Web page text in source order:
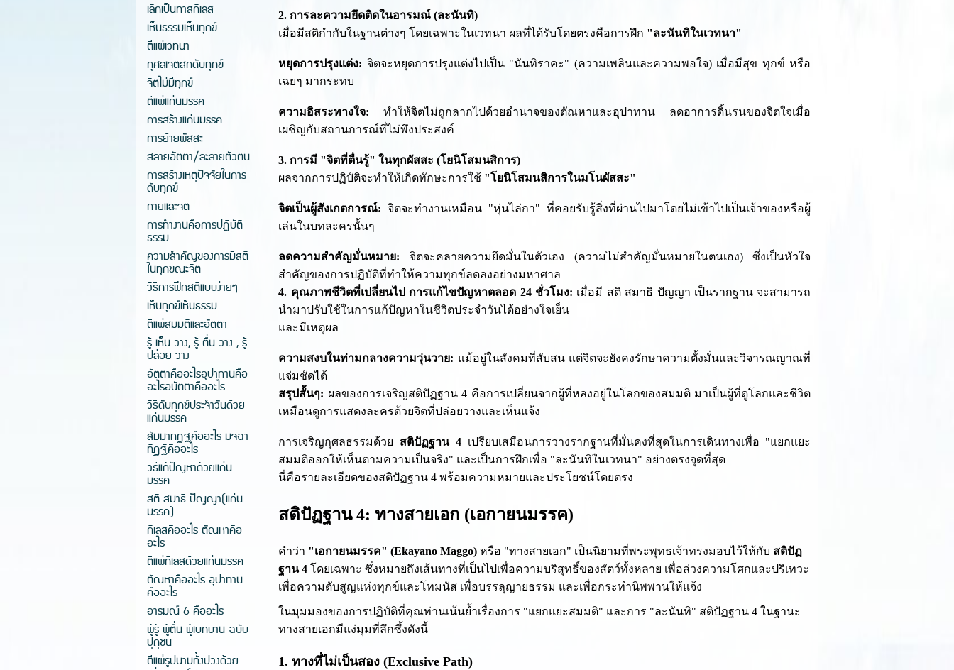
เลิกเป็นทาสกิเลส
เห็นธรรมเห็นทุกข์
ตีแผ่เวทนา
กุศลเจตสิกดับทุกข์
จิตไม่มีทุกข์
ตีแผ่แก่นมรรค
การสร้างแก่นมรรค
การย้ายผัสสะ
สลายอัตตา/ละลายตัวตน
การสร้างเหตุปัจจัยในการ
ดับทุกข์
กายและจิต
การทำงานคือการปฏิบัติ
ธรรม
ความสำคัญของการมีสติ
ในทุกขณะจิต
วิธีการฝึกสติแบบง่ายๆ
เห็นทุกข์เห็นธรรม
ตีแผ่สมมติและอัตตา
รู้ เห็น วาง, รู้ ตื่น วาง , รู้
ปล่อย วาง
อัตตาคืออะไรอุปาทานคือ
อะไรอนัตตาคืออะไร
วิธีดับทุกข์ประจำวันด้วย
แก่นมรรค
สัมมาทิฏฐิคืออะไร มิจฉา
ทิฏฐิคืออะไร
วิธีแก้ปัญหาด้วยแก่น
มรรค
สติ สมาธิ ปัญญา(แก่น
มรรค)
กิเลสคืออะไร ตัณหาคือ
อะไร
ตีแผ่กิเลสด้วยแก่นมรรค
ตัณหาคืออะไร อุปาทาน
คืออะไร
อารมณ์ 6 คืออะไร
ผู้รู้ ผู้ตื่น ผู้เบิกบาน ฉบับ
ปุถุชน
ตีแผ่รูปนามทั้งปวงด้วย
2. การละความยึดติดในอารมณ์ (ละนันทิ)
เมื่อมีสติกำกับในฐานต่างๆ โดยเฉพาะในเวทนา ผลที่ได้รับโดยตรงคือการฝึก "ละนันทิในเวทนา"
หยุดการปรุงแต่ง: จิตจะหยุดการปรุงแต่งไปเป็น "นันทิราคะ" (ความเพลินและความพอใจ) เมื่อมีสุข ทุกข์ หรือ
เฉยๆ มากระทบ
ความอิสระทางใจ: ทำให้จิตไม่ถูกลากไปด้วยอำนาจของตัณหาและอุปาทาน ลดอาการดิ้นรนของจิตใจเมื่อ
เผชิญกับสถานการณ์ที่ไม่พึงประสงค์
3. การมี "จิตที่ตื่นรู้" ในทุกผัสสะ (โยนิโสมนสิการ)
ผลจากการปฏิบัติจะทำให้เกิดทักษะการใช้ "โยนิโสมนสิการในมโนผัสสะ"
จิตเป็นผู้สังเกตการณ์: จิตจะทำงานเหมือน "หุ่นไล่กา" ที่คอยรับรู้สิ่งที่ผ่านไปมาโดยไม่เข้าไปเป็นเจ้าของหรือผู้
เล่นในบทละครนั้นๆ
ลดความสำคัญมั่นหมาย: จิตจะคลายความยึดมั่นในตัวเอง (ความไม่สำคัญมั่นหมายในตนเอง) ซึ่งเป็นหัวใจ
สำคัญของการปฏิบัติที่ทำให้ความทุกข์ลดลงอย่างมหาศาล
4. คุณภาพชีวิตที่เปลี่ยนไป การแก้ไขปัญหาตลอด 24 ชั่วโมง: เมื่อมี สติ สมาธิ ปัญญา เป็นรากฐาน จะสามารถ
นำมาปรับใช้ในการแก้ปัญหาในชีวิตประจำวันได้อย่างใจเย็น
และมีเหตุผล
ความสงบในท่ามกลางความวุ่นวาย: แม้อยู่ในสังคมที่สับสน แต่จิตจะยังคงรักษาความตั้งมั่นและวิจารณญาณที่
แจ่มชัดได้
สรุปสั้นๆ: ผลของการเจริญสติปัฏฐาน 4 คือการเปลี่ยนจากผู้ที่หลงอยู่ในโลกของสมมติ มาเป็นผู้ที่ดูโลกและชีวิต
เหมือนดูการแสดงละครด้วยจิตที่ปล่อยวางและเห็นแจ้ง
การเจริญกุศลธรรมด้วย สติปัฏฐาน 4เปรียบเสมือนการวางรากฐานที่มั่นคงที่สุดในการเดินทางเพื่อ "แยกแยะ
สมมติออกให้เห็นตามความเป็นจริง" และเป็นการฝึกเพื่อ "ละนันทิในเวทนา" อย่างตรงจุดที่สุด
นี่คือรายละเอียดของสติปัฏฐาน 4 พร้อมความหมายและประโยชน์โดยตรง
สติปัฏฐาน 4: ทางสายเอก (เอกายนมรรค)
คำว่า "เอกายนมรรค" (Ekayano Maggo) หรือ "ทางสายเอก" เป็นนิยามที่พระพุทธเจ้าทรงมอบไว้ให้กับ สติปัฏ
ฐาน 4 โดยเฉพาะ ซึ่งหมายถึงเส้นทางที่เป็นไปเพื่อความบริสุทธิ์ของสัตว์ทั้งหลาย เพื่อล่วงความโศกและปริเทวะ
เพื่อความดับสูญแห่งทุกข์และโทมนัส เพื่อบรรลุญายธรรม และเพื่อกระทำนิพพานให้แจ้ง
ในมุมมองของการปฏิบัติที่คุณท่านเน้นย้ำเรื่องการ "แยกแยะสมมติ" และการ "ละนันทิ" สติปัฏฐาน 4 ในฐานะ
ทางสายเอกมีแง่มุมที่ลึกซึ้งดังนี้
1. ทางที่ไม่เป็นสอง (Exclusive Path)